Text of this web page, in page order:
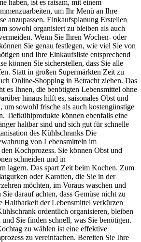
haben, ist es ratsam, mit einem
um Ihr Menü an Ihre
anzupassen. Einkaufsplanung Erstellen
sowohl organisiert zu bleiben als auch
Wenn Sie Ihren Wochen- oder
Sie genau festlegen, wie viel Sie von
und Ihre Einkaufsliste entsprechend
können Sie sicherstellen, dass Sie alle
Statt in großen Supermärkten Zeit zu
Online-Shopping in Betracht ziehen. Das
es Ihnen, die benötigten Lebensmittel ohne
hinaus hilft es, saisonales Obst und
um sowohl frische als auch kostengünstige
Tiefkühlprodukte können ebenfalls eine
haltbar sind und sich gut für schnelle
des Kühlschranks Die
von Lebensmitteln im
Kochprozess. Sie können Obst und
schneiden und in
lagern. Das spart Zeit beim Kochen. Zum
oder Karotten, die Sie in der
möchten, im Voraus waschen und
darauf achten, dass Gemüse nicht zu
Haltbarkeit der Lebensmittel verkürzen
ordentlich organisieren, bleiben
Sie finden schnell, was Sie benötigen.
zu wählen ist eine effektive
zu vereinfachen. Bereiten Sie Ihre